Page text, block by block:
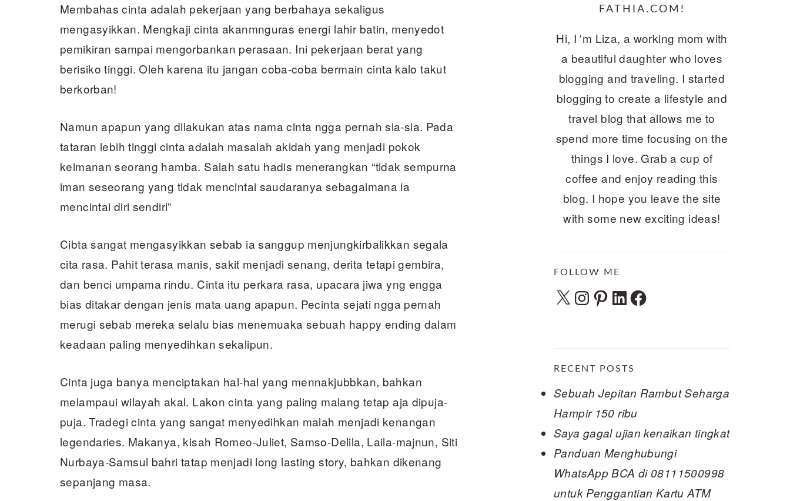
Membahas cinta adalah pekerjaan yang berbahaya sekaligus
mengasyikkan. Mengkaji cinta akanmnguras energi lahir batin, menyedot
pemikiran sampai mengorbankan perasaan. Ini pekerjaan berat yang
berisiko tinggi. Oleh karena itu jangan coba-coba bermain cinta kalo takut
berkorban!
Namun apapun yang dilakukan atas nama cinta ngga pernah sia-sia. Pada
tataran lebih tinggi cinta adalah masalah akidah yang menjadi pokok
keimanan seorang hamba. Salah satu hadis menerangkan “tidak sempurna
iman seseorang yang tidak mencintai saudaranya sebagaimana ia
mencintai diri sendiri”
Cibta sangat mengasyikkan sebab ia sanggup menjungkirbalikkan segala
cita rasa. Pahit terasa manis, sakit menjadi senang, derita tetapi gembira,
dan benci umpama rindu. Cinta itu perkara rasa, upacara jiwa yng engga
bias ditakar dengan jenis mata uang apapun. Pecinta sejati ngga pernah
merugi sebab mereka selalu bias menemuaka sebuah happy ending dalam
keadaan paling menyedihkan sekalipun.
Cinta juga banya menciptakan hal-hal yang mennakjubbkan, bahkan
melampaui wilayah akal. Lakon cinta yang paling malang tetap aja dipuja-
puja. Tradegi cinta yang sangat menyedihkan malah menjadi kenangan
legendaries. Makanya, kisah Romeo-Juliet, Samso-Delila, Laila-majnun, Siti
Nurbaya-Samsul bahri tatap menjadi long lasting story, bahkan dikenang
sepanjang masa.
FATHIA.COM!
Hi, I 'm Liza, a working mom with
a beautiful daughter who loves
blogging and traveling. I started
blogging to create a lifestyle and
travel blog that allows me to
spend more time focusing on the
things I love. Grab a cup of
coffee and enjoy reading this
blog. I hope you leave the site
with some new exciting ideas!
FOLLOW ME
X Instagram
Pinterest
LinkedInFacebook
RECENT POSTS
Sebuah Jepitan Rambut Seharga
Hampir 150 ribu
Saya gagal ujian kenaikan tingkat
Panduan Menghubungi
WhatsApp BCA di 08111500998
untuk Penggantian Kartu ATM